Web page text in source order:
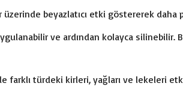
beyazlatıcı etki göstererek
ve ardından kolayca silinebilir.
farklı türdeki kirleri, yağları ve lekeleri